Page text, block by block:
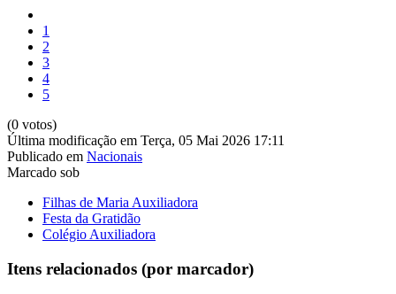
1
2
3
4
5
(0 votos)
Última modificação em Terça, 05 Mai 2026 17:11
Publicado em Nacionais
Marcado sob
Filhas de Maria Auxiliadora
Festa da Gratidão
Colégio Auxiliadora
Itens relacionados (por marcador)